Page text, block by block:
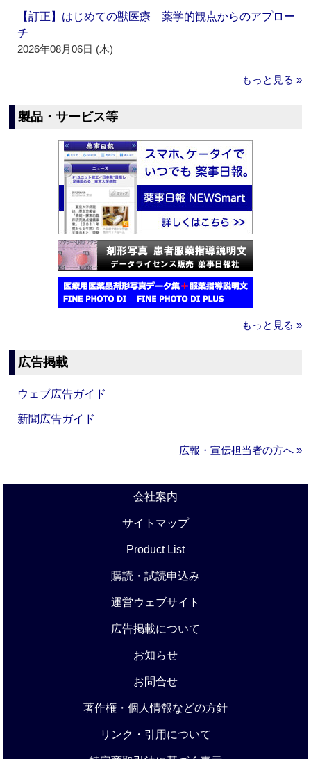
【訂正】はじめての獣医療 薬学的観点からのアプロー
チ
2026年08月06日 (木)
もっと見る »
製品・サービス等
もっと見る »
広告掲載
ウェブ広告ガイド
新聞広告ガイド
広報・宣伝担当者の方へ »
会社案内
サイトマップ
Product List
購読・試読申込み
運営ウェブサイト
広告掲載について
お知らせ
お問合せ
著作権・個人情報などの方針
リンク・引用について